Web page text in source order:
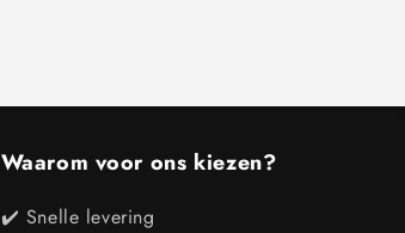
Waarom voor ons kiezen?
✔️ Snelle levering